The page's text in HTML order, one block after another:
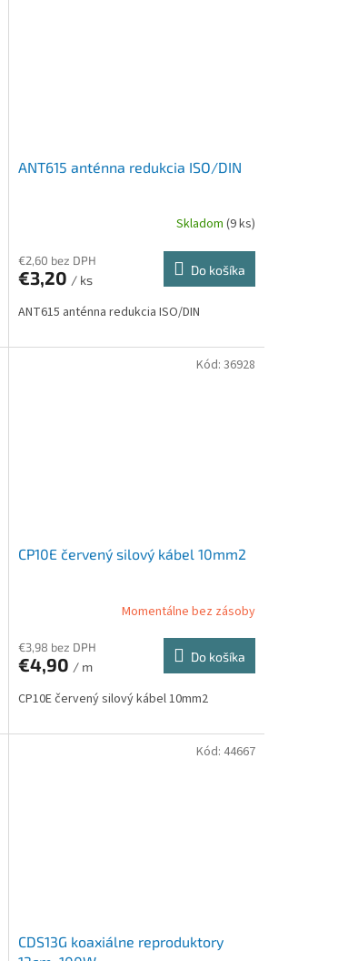
ANT615 anténna redukcia ISO/DIN
Skladom (9 ks)
€2,60 bez DPH
€3,20 / ks
Do košíka
ANT615 anténna redukcia ISO/DIN
CP10E červený silový kábel 10mm2
Momentálne bez zásoby
€3,98 bez DPH
€4,90 / m
Do košíka
CP10E červený silový kábel 10mm2
Kód: 36928
CDS13G koaxiálne reproduktory
Kód: 44667